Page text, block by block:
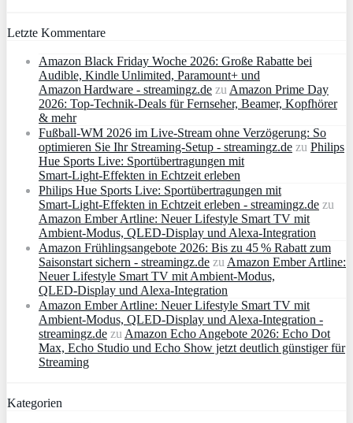
Letzte Kommentare
Amazon Black Friday Woche 2026: Große Rabatte bei
Audible, Kindle Unlimited, Paramount+ und
Amazon Hardware - streamingz.de zuAmazon Prime Day
2026: Top-Technik-Deals für Fernseher, Beamer, Kopfhörer
& mehr
Fußball-WM 2026 im Live-Stream ohne Verzögerung: So
optimieren Sie Ihr Streaming-Setup - streamingz.de zu Philips
Hue Sports Live: Sportübertragungen mit
Smart‑Light‑Effekten in Echtzeit erleben
Philips Hue Sports Live: Sportübertragungen mit
Smart‑Light‑Effekten in Echtzeit erleben - streamingz.de zu
Amazon Ember Artline: Neuer Lifestyle Smart TV mit
Ambient‑Modus, QLED‑Display und Alexa‑Integration
Amazon Frühlingsangebote 2026: Bis zu 45 % Rabatt zum
Saisonstart sichern - streamingz.de zuAmazon Ember Artline:
Neuer Lifestyle Smart TV mit Ambient‑Modus,
QLED‑Display und Alexa‑Integration
Amazon Ember Artline: Neuer Lifestyle Smart TV mit
Ambient‑Modus, QLED‑Display und Alexa‑Integration -
streamingz.de zuAmazon Echo Angebote 2026: Echo Dot
Max, Echo Studio und Echo Show jetzt deutlich günstiger für
Streaming
Kategorien